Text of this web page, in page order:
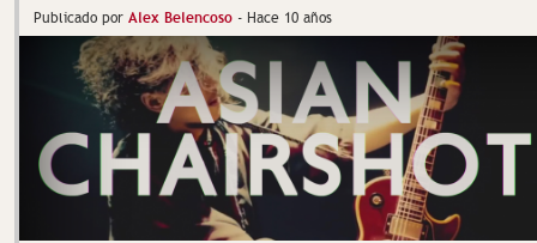
Publicado por Alex Belencoso - Hace 10 años